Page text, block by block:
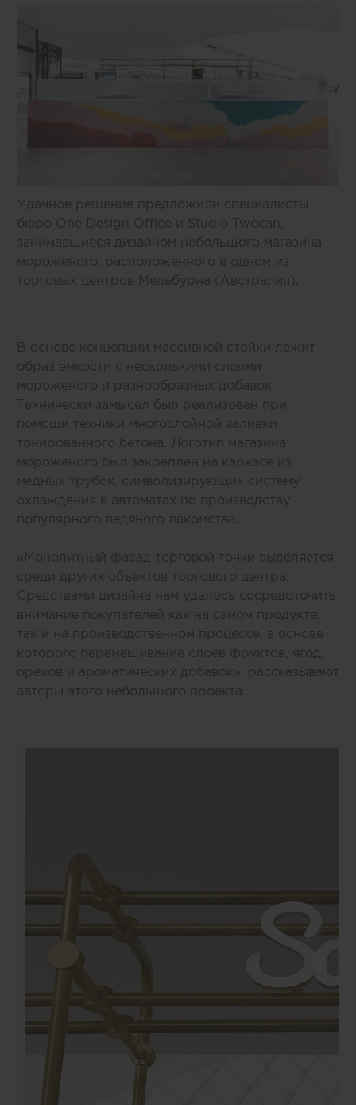
Удачное решение предложили специалисты
бюро One Design Office и Studio Twocan,
занимавшиеся дизайном небольшого магазина
мороженого, расположенного в одном из
торговых центров Мельбурна (Австралия).
В основе концепции массивной стойки лежит
образ емкости с несколькими слоями
мороженого и разнообразных добавок.
Технически замысел был реализован при
помощи техники многослойной заливки
тонированного бетона. Логотип магазина
мороженого был закреплен на каркасе из
медных трубок, символизирующих систему
охлаждения в автоматах по производству
популярного ледяного лакомства.
«Монолитный фасад торговой точки выделяется
среди других объектов торгового центра.
Средствами дизайна нам удалось сосредоточить
внимание покупателей как на самом продукте,
так и на производственном процессе, в основе
которого перемешивание слоев фруктов, ягод,
орехов и ароматических добавок», рассказывают
авторы этого небольшого проекта.